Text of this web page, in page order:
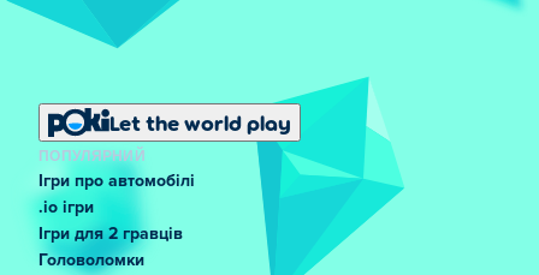
Let the world play
ПОПУЛЯРНИЙ
Ігри про автомобілі
.io ігри
Ігри для 2 гравців
Головоломки